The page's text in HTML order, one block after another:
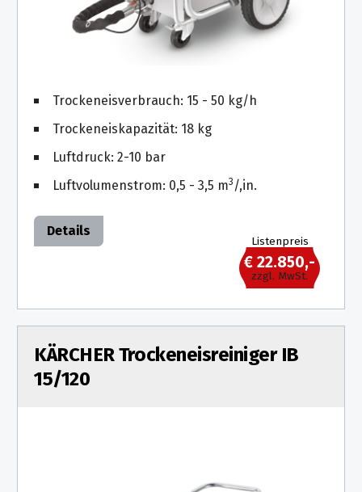
Kettensägen
Akku-
Zubehör
Akkugeräte
für
Trockeneisverbrauch: 15 - 50 kg/h
Trockeneiskapazität: 18 kg
Luftdruck: 2-10 bar
Luftvolumenstrom: 0,5 - 3,5 m3/,in.
Details
Listenpreis
€ 22.850,-
zzgl. MwSt.
KÄRCHER Trockeneisreiniger IB
15/120